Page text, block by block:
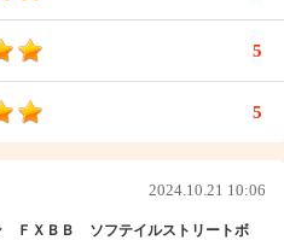
5
5
2024.10.21 10:06
ＦＸＢＢ ソフテイルストリートボ